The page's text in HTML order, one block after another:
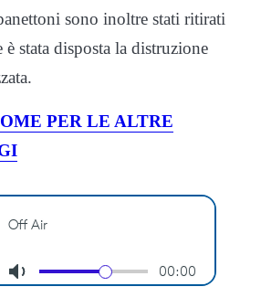
sono inoltre stati ritirati
stata disposta la distruzione
PER LE ALTRE